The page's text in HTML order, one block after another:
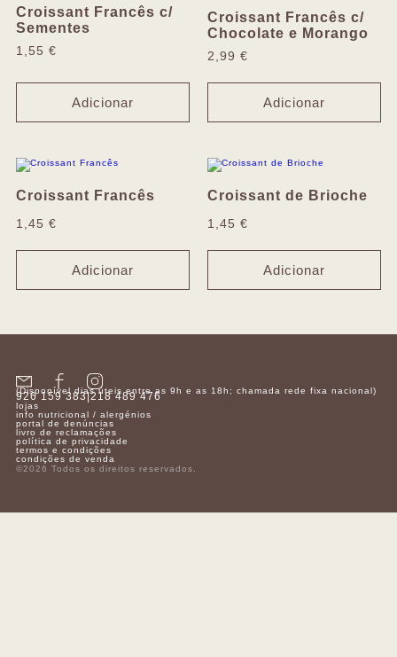
Croissant Francês c/
Sementes
1,55 €
Adicionar
Croissant Francês c/
Chocolate e Morango
2,99 €
Adicionar
Croissant Francês
1,45 €
Adicionar
Croissant de Brioche
1,45 €
Adicionar
926 159 383|218 489 476
(Disponível dias úteis entre as 9h e as 18h; chamada rede fixa nacional)
lojas
info nutricional / alergénios
portal de denúncias
livro de reclamações
política de privacidade
termos e condições
condições de venda
©2026 Todos os direitos reservados.